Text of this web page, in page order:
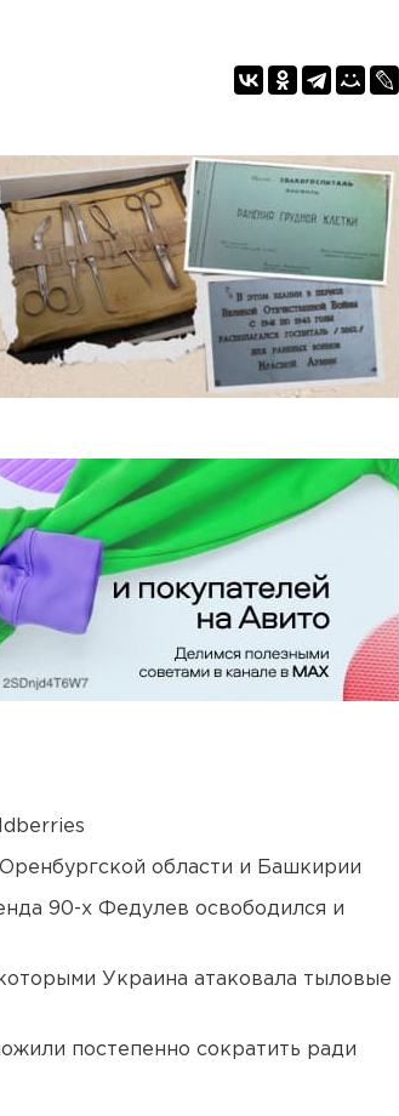
области и Башкирии
90-х Федулев освободился и
Украина атаковала тыловые
постепенно сократить ради